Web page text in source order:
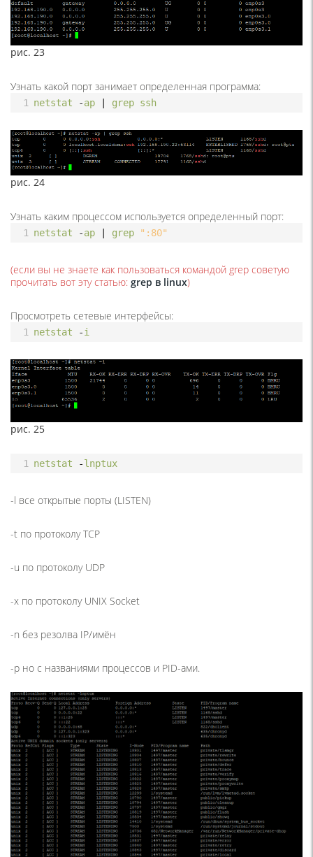
рис. 23
Узнать какой порт занимает определенная программа:
1 netstat -ap grep ssh
рис. 24
Узнать каким процессом используется определенный порт:
1 netstat -ap grep ":80"
(если вы не знаете как пользоваться командой grep советую
прочитать вот эту статью: grep в linux)
Просмотреть сетевые интерфейсы:
1 netstat -i
рис. 25
1 netstat -lnptux
-l все открытые порты (LISTEN)
-t по протоколу TCP
-u по протоколу UDP
-x по протоколу UNIX Socket
-n без резолва IP/имён
-p но с названиями процессов и PID-ами.